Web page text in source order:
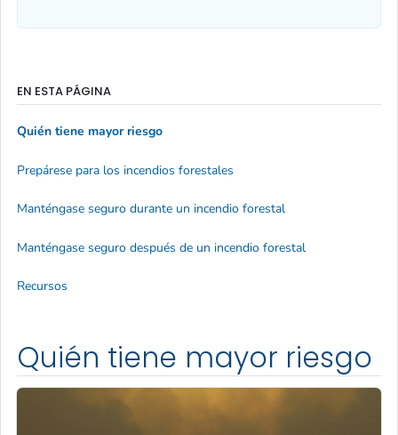
Quién tiene mayor riesgo
EN ESTA PÁGINA
Quién tiene mayor riesgo
Prepárese para los incendios forestales
Manténgase seguro durante un incendio forestal
Manténgase seguro después de un incendio forestal
Recursos